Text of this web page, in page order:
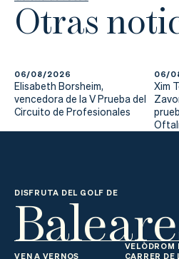
Otras
06/08/2026
Elisabeth Borsheim,
vencedora de la V Prueba del
Circuito de Profesionales
06/
Xim
DISFRUTA DEL GOLF DE
VEN A VERNOS
VELÒDROM
CARRER